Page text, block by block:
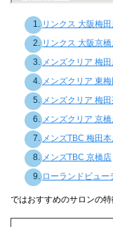
リンクス 大阪梅
リンクス 大阪京
メンズクリア 梅
メンズクリア 東
メンズクリア 梅
メンズクリア 京
メンズTBC 梅田
メンズTBC 京橋店
ローランドビュ
ではおすすめのサロンの